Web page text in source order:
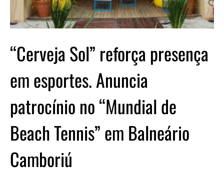
“Cerveja Sol” reforça presença
em esportes. Anuncia
patrocínio no “Mundial de
Beach Tennis” em Balneário
Camboriú